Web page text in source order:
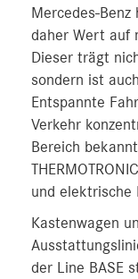
Mercedes-
daher Wert auf
Dieser trägt
sondern ist
Entspannte
Verkehr
Bereich
und elektrische
Kastenwagen
der Line BASE